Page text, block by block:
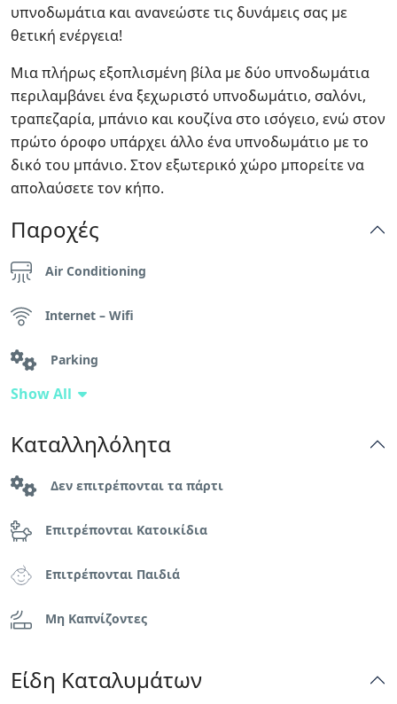
υπνοδωμάτια και ανανεώστε τις δυνάμεις σας με
θετική ενέργεια!
Μια πλήρως εξοπλισμένη βίλα με δύο υπνοδωμάτια
περιλαμβάνει ένα ξεχωριστό υπνοδωμάτιο, σαλόνι,
τραπεζαρία, μπάνιο και κουζίνα στο ισόγειο, ενώ στον
πρώτο όροφο υπάρχει άλλο ένα υπνοδωμάτιο με το
δικό του μπάνιο. Στον εξωτερικό χώρο μπορείτε να
απολαύσετε τον κήπο.
Παροχές
Air Conditioning
Internet – Wifi
Parking
Wc
Βεράντα
Δωρεάν στάθμευση
Θερμοσίφωνας
Κήπος ή Αυλή
Κουζίνα
Κρεμάστρες
Show All
Καταλληλόλητα
Δεν επιτρέπονται τα πάρτι
Επιτρέπονται Κατοικίδια
Επιτρέπονται Παιδιά
Μη Καπνίζοντες
Είδη Καταλυμάτων